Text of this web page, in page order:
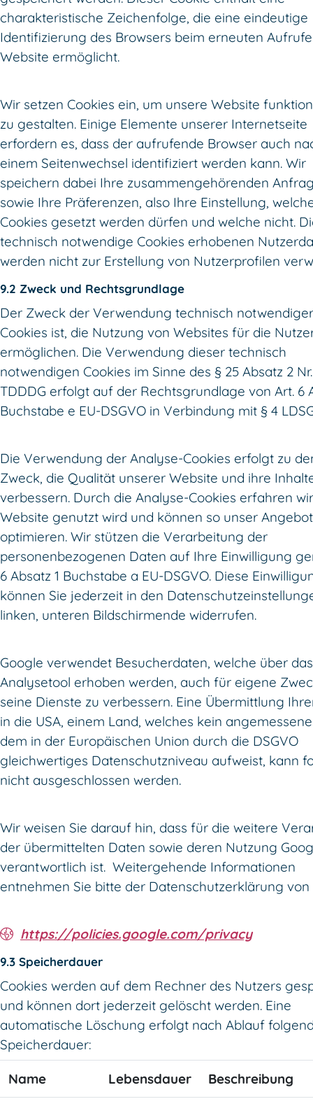
charakteristische Zeichenfolge, die eine eindeutige
Identifizierung des Browsers beim erneuten
Website ermöglicht.
Wir setzen Cookies ein, um unsere Website
zu gestalten. Einige Elemente unserer Internetseite
erfordern es, dass der aufrufende Browser auch
einem Seitenwechsel identifiziert werden kann. Wir
speichern dabei Ihre zusammengehörenden
sowie Ihre Präferenzen, also Ihre Einstellung,
Cookies gesetzt werden dürfen und welche nicht.
technisch notwendige Cookies erhobenen
werden nicht zur Erstellung von Nutzerprofilen
9.2 Zweck und Rechtsgrundlage
Der Zweck der Verwendung technisch notwendiger
Cookies ist, die Nutzung von Websites für die
ermöglichen. Die Verwendung dieser technisch
notwendigen Cookies im Sinne des § 25 Absatz 2
TDDDG erfolgt auf der Rechtsgrundlage von Art. 6
Buchstabe e EU-DSGVO in Verbindung mit § 4
Die Verwendung der Analyse-Cookies erfolgt zu
Zweck, die Qualität unserer Website und ihre
verbessern. Durch die Analyse-Cookies erfahren
Website genutzt wird und können so unser
optimieren. Wir stützen die Verarbeitung der
personenbezogenen Daten auf Ihre Einwilligung
6 Absatz 1 Buchstabe a EU-DSGVO. Diese
können Sie jederzeit in den
linken, unteren Bildschirmende widerrufen.
Google verwendet Besucherdaten, welche über das
Analysetool erhoben werden, auch für eigene
seine Dienste zu verbessern. Eine Übermittlung
in die USA, einem Land, welches kein
dem in der Europäischen Union durch die DSGVO
gleichwertiges Datenschutzniveau aufweist, kann
nicht ausgeschlossen werden.
Wir weisen Sie darauf hin, dass für die weitere
der übermittelten Daten sowie deren Nutzung
verantwortlich ist. Weitergehende Informationen
entnehmen Sie bitte der Datenschutzerklärung von
https://policies.google.com/privacy
9.3 Speicherdauer
Cookies werden auf dem Rechner des Nutzers
und können dort jederzeit gelöscht werden. Eine
automatische Löschung erfolgt nach Ablauf
Speicherdauer:
Name Lebensdauer Beschreibung